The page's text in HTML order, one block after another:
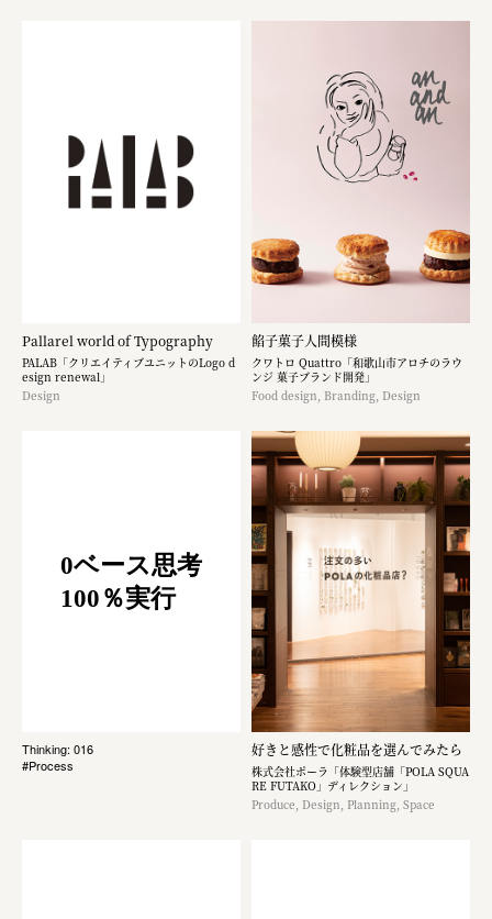
Pallarel world of Typography
PALAB「クリエイティブユニットのLogo d
esign renewal」
Design
餡子菓子人間模様
クワトロ Quattro「和歌山市アロチのラウ
ンジ 菓子ブランド開発」
Food design, Branding, Design
0ベース思考
100％実行
Thinking: 016
#Process
好きと感性で化粧品を選んでみたら
株式会社ポーラ「体験型店舗「POLA SQUA
RE FUTAKO」ディレクション」
Produce, Design, Planning, Space